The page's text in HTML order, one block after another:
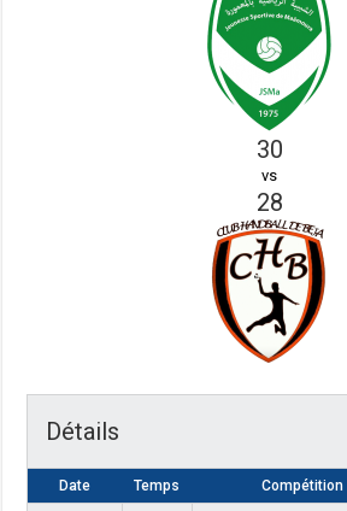
30
vs
28
Détails
Date Temps Compétition